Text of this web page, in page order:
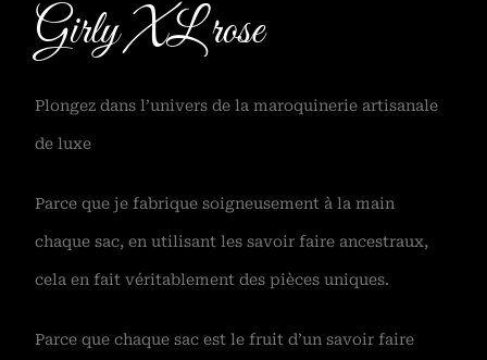
Girly XL rose
Plongez dans l’univers de la maroquinerie artisanale
de luxe
Parce que je fabrique soigneusement à la main
chaque sac, en utilisant les savoir faire ancestraux,
cela en fait véritablement des pièces uniques.
Parce que chaque sac est le fruit d’un savoir faire